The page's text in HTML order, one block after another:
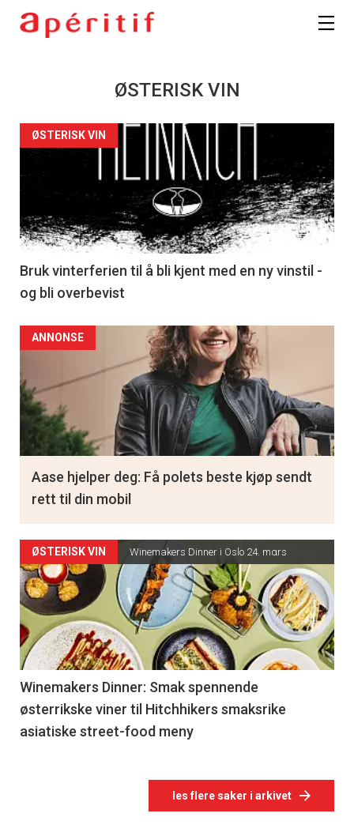
ØSTERISK VIN
ØSTERISK VIN
Bruk vinterferien til å bli kjent med en ny vinstil -
og bli overbevist
ØSTERISK VIN Winemakers Dinner i Oslo 24. mαrs
Winemakers Dinner: Smak spennende
østerrikske viner til Hitchhikers smaksrike
asiatiske street-food meny
les flere saker i arkivet
ANNONSE
Aase hjelper deg: Få polets beste kjøp sendt
rett til din mobil